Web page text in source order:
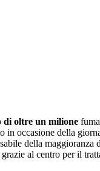
di oltre un milione
occasione della
della maggioranza
al centro per il